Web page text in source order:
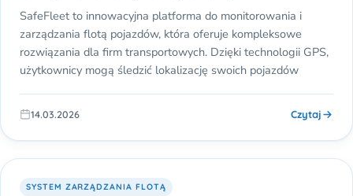
SafeFleet to innowacyjna platforma do monitorowania i
zarządzania flotą pojazdów, która oferuje kompleksowe
rozwiązania dla firm transportowych. Dzięki technologii GPS,
użytkownicy mogą śledzić lokalizację swoich pojazdów
14.03.2026 Czytaj
SYSTEM ZARZĄDZANIA FLOTĄ